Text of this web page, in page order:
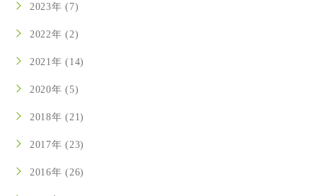
2023年 (7)
2022年 (2)
2021年 (14)
2020年 (5)
2018年 (21)
2017年 (23)
2016年 (26)